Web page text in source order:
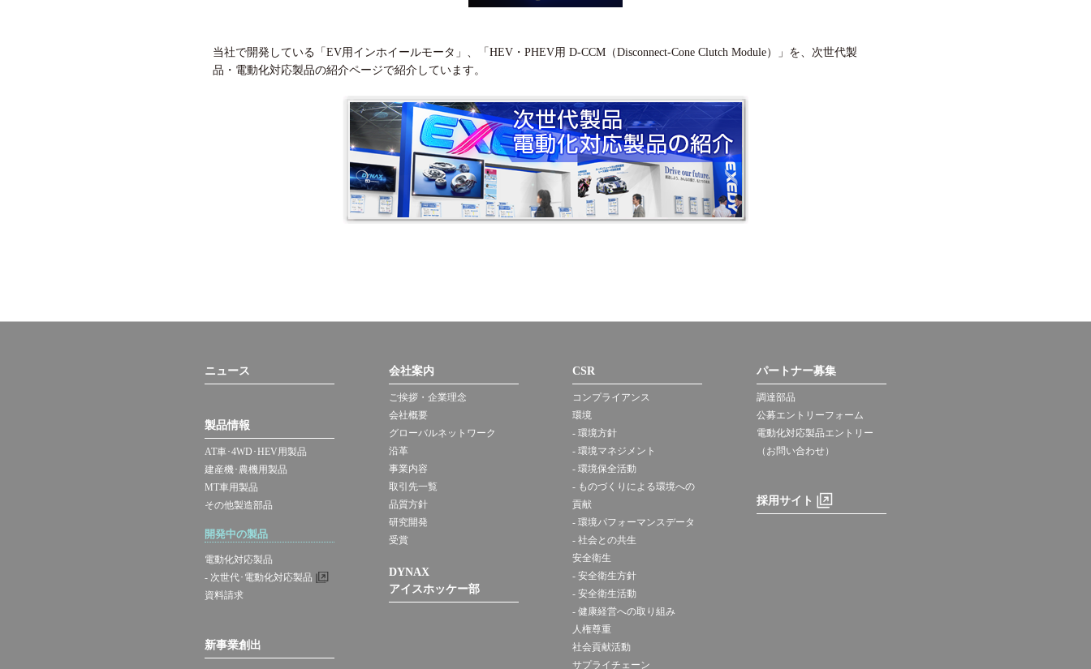
当社で開発している「EV用インホイールモータ」、「HEV・PHEV用 D-CCM（Disconnect-Cone Clutch Module）」を、 次世代製
品・電動化対応製品の紹介ページで紹介しています。
ニュース
製品情報
AT車･4WD･HEV用製品
建産機･農機用製品
MT車用製品
その他製造部品
開発中の製品
電動化対応製品
- 次世代･電動化対応製品
資料請求
新事業創出
会社案内
ご挨拶・企業理念
会社概要
グローバルネットワーク
沿革
事業内容
取引先一覧
品質方針
研究開発
受賞
DYNAX
アイスホッケー部
CSR
コンプライアンス
環境
- 環境方針
- 環境マネジメント
- 環境保全活動
- ものづくりによる環境への
貢献
- 環境パフォーマンスデータ
- 社会との共生
安全衛生
- 安全衛生方針
- 安全衛生活動
- 健康経営への取り組み
人権尊重
社会貢献活動
サプライチェーン
パートナー募集
調達部品
公募エントリーフォーム
電動化対応製品エントリー
（お問い合わせ）
採用サイト